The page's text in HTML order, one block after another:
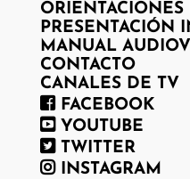
ORIENTACIONES
PRESENTACIÓN
MANUAL
CONTACTO
CANALES DE TV
FACEBOOK
YOUTUBE
TWITTER
INSTAGRAM